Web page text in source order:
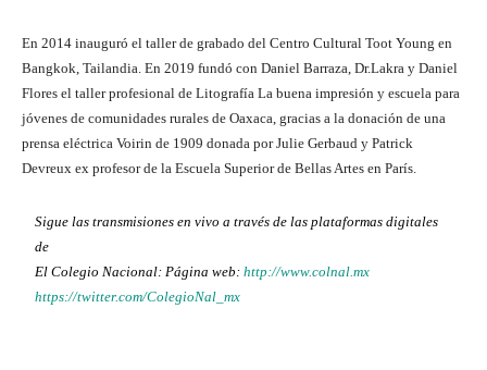
En 2014 inauguró el taller de grabado del Centro Cultural Toot Young en
Bangkok, Tailandia. En 2019 fundó con Daniel Barraza, Dr.Lakra y Daniel
Flores el taller profesional de Litografía La buena impresión y escuela para
jóvenes de comunidades rurales de Oaxaca, gracias a la donación de una
prensa eléctrica Voirin de 1909 donada por Julie Gerbaud y Patrick
Devreux ex profesor de la Escuela Superior de Bellas Artes en París.
Sigue las transmisiones en vivo a través de las plataformas digitales
de
El Colegio Nacional: Página web:http://www.colnal.mx
https://twitter.com/ColegioNal_mx